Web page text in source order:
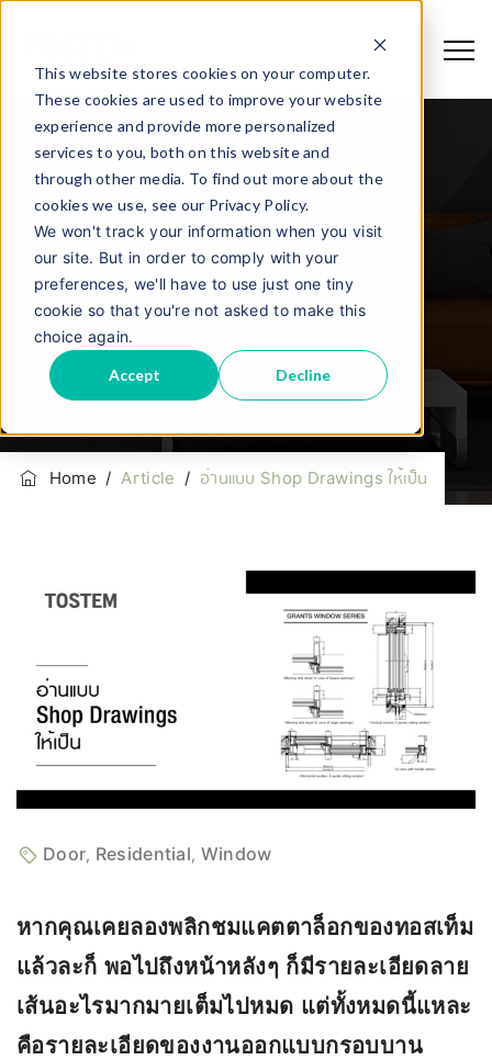
This website stores cookies on your computer.
These cookies are used to improve your website
experience and provide more personalized
services to you, both on this website and
through other media. To find out more about the
cookies we use, see our Privacy Policy.
We won't track your information when you visit
our site. But in order to comply with your
preferences, we'll have to use just one tiny
cookie so that you're not asked to make this
choice again.
Accept Decline
อ่านแบบ Shop Drawings ให้เป็น
Home /Article / อ่านแบบ Shop Drawings ให้เป็น
Door, Residential, Window
หากคุณเคยลองพลิกชมแคตตาล็อกของทอสเท็ม
แล้วละก็ พอไปถึงหน้าหลังๆ ก็มีรายละเอียดลาย
เส้นอะไรมากมายเต็มไปหมด แต่ทั้งหมดนี้แหละ
คือรายละเอียดของงานออกแบบกรอบบาน